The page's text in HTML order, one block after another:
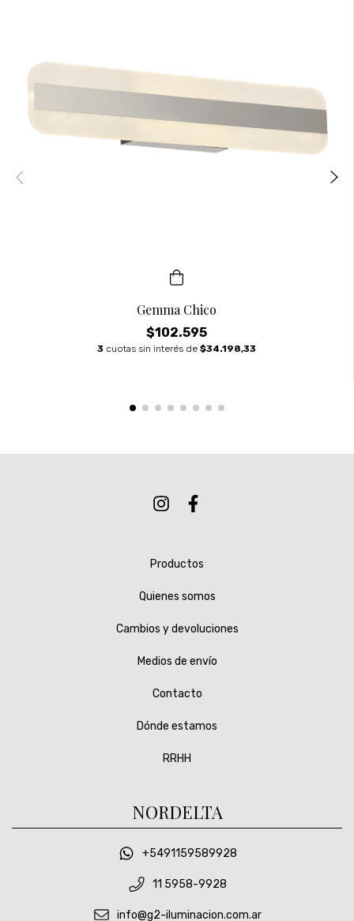
Gemma Chico
$102.595
3 cuotas sin interés de $34.198,33
Productos
Quienes somos
Cambios y devoluciones
Medios de envío
Contacto
Dónde estamos
RRHH
NORDELTA
+5491159589928
11 5958-9928
info@g2-iluminacion.com.ar